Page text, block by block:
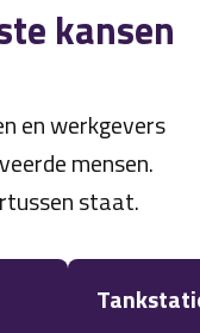
kansen
en werkgevers
mensen.
staat.